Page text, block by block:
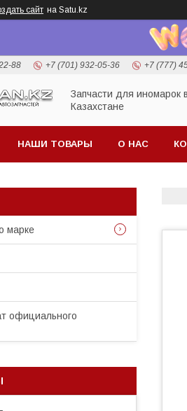
сайт на Satu.kz
88 +7 (701) 932-05-36 +7 (777)
Запчасти для иномарок в
Казахстане
НАШИ ТОВАРЫ О НАС
марке
официального